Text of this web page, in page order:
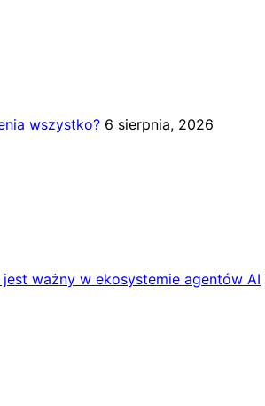
wszystko? 6 sierpnia, 2026
ważny w ekosystemie agentów AI